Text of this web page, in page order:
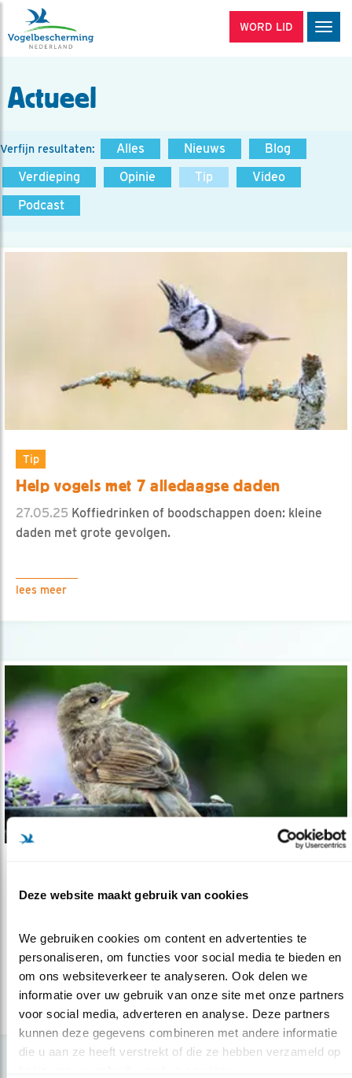
Deze website maakt gebruik van cookies
We gebruiken cookies om content en advertenties te
personaliseren, om functies voor social media te bieden en
om ons websiteverkeer te analyseren. Ook delen we
informatie over uw gebruik van onze site met onze partners
voor social media, adverteren en analyse. Deze partners
kunnen deze gegevens combineren met andere informatie
die u aan ze heeft verstrekt of die ze hebben verzameld op
WORD LID
Actueel
Verfijn resultaten: Alles Nieuws
Blog
Verdieping
Opinie Tip
Video
Podcast
Tip
Help vogels met 7 alledaagse daden
27.05.25 Koffiedrinken of boodschappen doen: kleine
daden met grote gevolgen.
lees meer
Bioblitzt u mee?
lustrum van de Tuintelling.
lees meer